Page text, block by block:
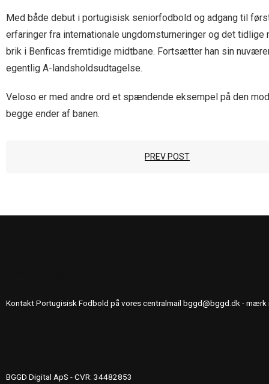
Med både debut i portugisisk seniorfodbold og adgang til
erfaringer fra internationale ungdomsturneringer og det
brik i Benficas fremtidige midtbane. Fortsætter han sin
egentlig A-landsholdsudtagelse.
Veloso er med andre ord et spændende eksempel på den
begge ender af banen.
PREV POST
Kontakt Portugisisk Fodbold på vores centralmail bggd@bggd.dk- mærk
BGGD Digital ApS - CVR: 34482853